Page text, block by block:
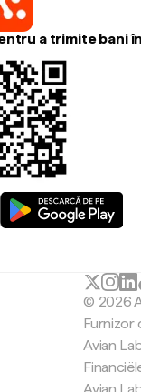
a trimite bani
© 2026
Furnizor
Avian